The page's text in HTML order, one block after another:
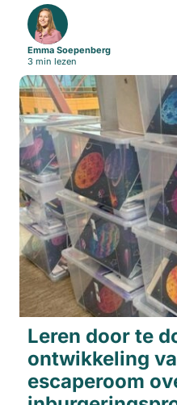
Emma Soepenberg
3 min lezen
Leren door te
ontwikkeling
escaperoom